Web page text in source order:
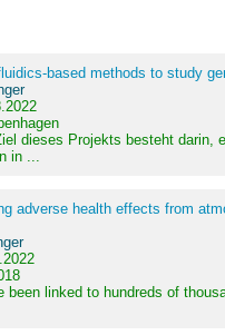
based methods to study
dieses Projekts besteht darin,
in ...
adverse health effects from
been linked to hundreds of